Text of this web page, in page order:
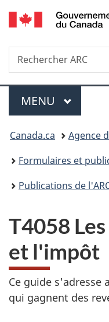
Recherche
Rechercher
ARC
Menu
MENU PRINCIPAL
Vous
êtes
ici :
Canada.ca
Agence
Formulaires et
Publications de
T4058
et l'impôt
Ce guide s'adresse
qui gagnent des